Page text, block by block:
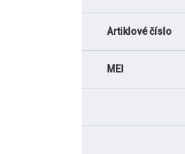
Artiklové číslo
MEI